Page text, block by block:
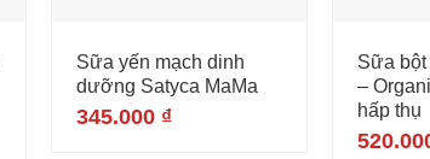
Sữa yến mạch dinh
dưỡng Satyca MaMa
345.000 ₫
Sữa bột
–
hấp thụ